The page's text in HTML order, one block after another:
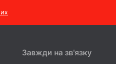
Завжди на зв'язку